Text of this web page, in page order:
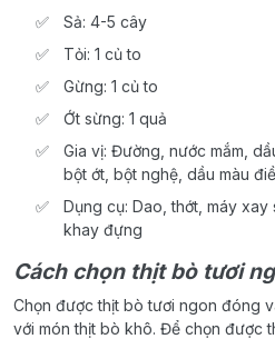
Sả: 4-5 cây
Tỏi: 1 củ to
Gừng: 1 củ to
Ớt sừng: 1 quả
Gia vị: Đường, nước mắm,
bột ớt, bột nghệ, dầu màu
Dụng cụ: Dao, thớt, máy xay
khay đựng
Cách chọn thịt bò tươi
Chọn được thịt bò tươi ngon đóng
với món thịt bò khô. Để chọn được